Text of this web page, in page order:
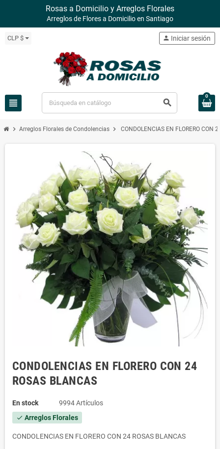
Rosas a Domicilio y Arreglos Florales
Arreglos de Flores a Domicilio en Santiago
CLP $
view_headline search
person Iniciar sesión
0
chevron_right Arreglos Florales de Condolencias chevron_right CONDOLENCIAS EN FLORERO CON
CONDOLENCIAS EN FLORERO CON 24
ROSAS BLANCAS
En stock 9994 Artículos
check Arreglos Florales
CONDOLENCIAS EN FLORERO CON 24 ROSAS BLANCAS